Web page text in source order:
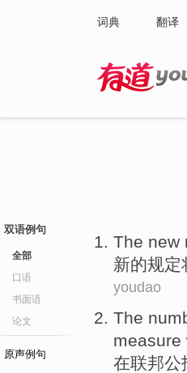
词典 翻译
双语例句
全部
口语
书面语
论文
原声例句
The new
新的规定
youdao
The
measure
在联邦公